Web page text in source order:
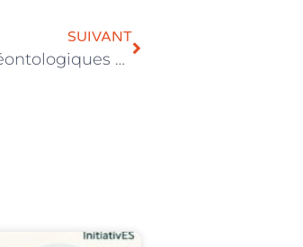
SUIVANT
FORMATION “Aspects déontologiques au sein des entreprises d’économie sociale”